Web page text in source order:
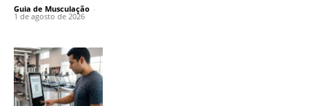
Guia de Musculação -
1 de agosto de 2026